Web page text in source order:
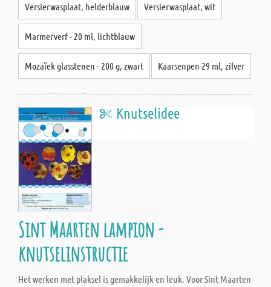
Versierwasplaat, helderblauw Versierwasplaat, wit
Marmerverf - 20 ml, lichtblauw
Mozaïek glasstenen - 200 g, zwart Kaarsenpen 29 ml, zilver
Knutselidee
Sint Maarten lampion -
knutselinstructie
Het werken met plaksel is gemakkelijk en leuk. Voor Sint Maarten